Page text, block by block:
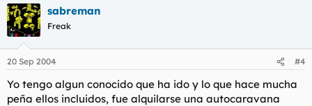
sabreman
Freak
20 Sep 2004 #4
Yo tengo algun conocido que ha ido y lo que hace mucha
peña ellos incluidos, fue alquilarse una autocaravana